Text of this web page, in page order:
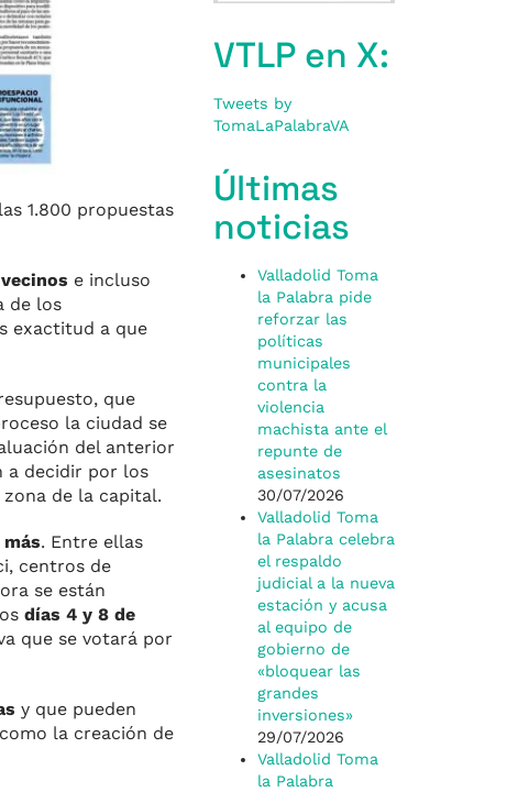
1.800 propuestas
e incluso
de los
exactitud a que
que
la ciudad se
del anterior
a decidir por los
de la capital.
. Entre ellas
centros de
se están
días 4 y 8 de
que se votará por
y que pueden
la creación de
VTLP en X:
Tweets by
TomaLaPalabraVA
Últimas
noticias
Valladolid Toma
la Palabra pide
reforzar las
políticas
municipales
contra la
violencia
machista ante el
repunte de
asesinatos
30/07/2026
Valladolid Toma
la Palabra celebra
el respaldo
judicial a la nueva
estación y acusa
al equipo de
gobierno de
«bloquear las
grandes
inversiones»
29/07/2026
Valladolid Toma
la Palabra